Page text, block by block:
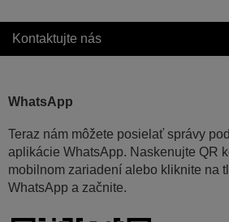
Kontaktujte nás
WhatsApp
Teraz nám môžete posielať správy
aplikácie WhatsApp. Naskenujte QR
mobilnom zariadení alebo kliknite na
WhatsApp a začnite.